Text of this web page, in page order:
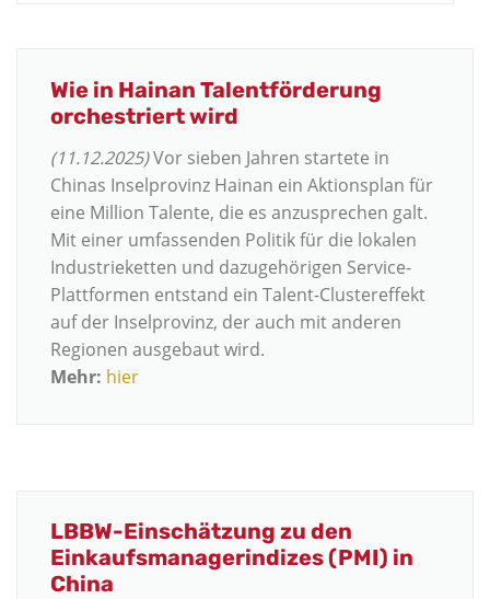
Wie in Hainan Talentförderung
orchestriert wird
(11.12.2025)Vor sieben Jahren startete in
Chinas Inselprovinz Hainan ein Aktionsplan für
eine Million Talente, die es anzusprechen galt.
Mit einer umfassenden Politik für die lokalen
Industrieketten und dazugehörigen Service-
Plattformen entstand ein Talent-Clustereffekt
auf der Inselprovinz, der auch mit anderen
Regionen ausgebaut wird.
Mehr: hier
LBBW-Einschätzung zu den
Einkaufsmanagerindizes (PMI) in
China